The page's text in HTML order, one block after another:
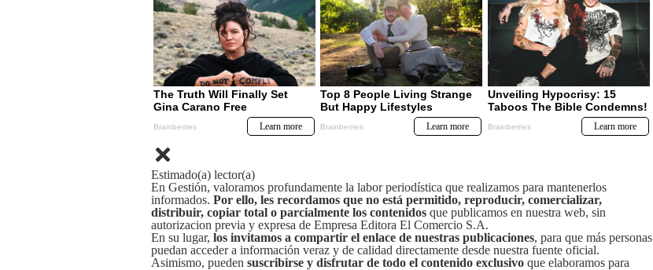
Estimado(a) lector(a)
En Gestión, valoramos profundamente la labor periodística que realizamos para mantenerlos
informados. Por ello, les recordamos que no está permitido, reproducir, comercializar,
distribuir, copiar total o parcialmente los contenidos que publicamos en nuestra web, sin
autorizacion previa y expresa de Empresa Editora El Comercio S.A.
En su lugar, los invitamos a compartir el enlace de nuestras publicaciones, para que más personas
puedan acceder a información veraz y de calidad directamente desde nuestra fuente oficial.
Asimismo, pueden suscribirse y disfrutar de todo el contenido exclusivo que elaboramos para